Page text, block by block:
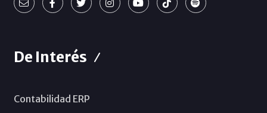
De Interés
Contabilidad ERP